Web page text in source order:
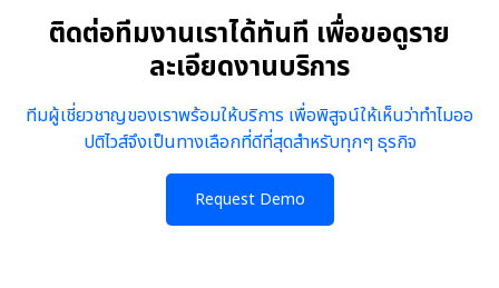
ติดต่อทีมงานเราได้ทันที เพื่อขอดูราย
ละเอียดงานบริการ
ทีมผู้เชี่ยวชาญของเราพร้อมให้บริการ เพื่อพิสูจน์ให้เห็นว่าทำไมออ
ปติไวส์จึงเป็นทางเลือกที่ดีที่สุดสำหรับทุกๆ ธุรกิจ
Request Demo